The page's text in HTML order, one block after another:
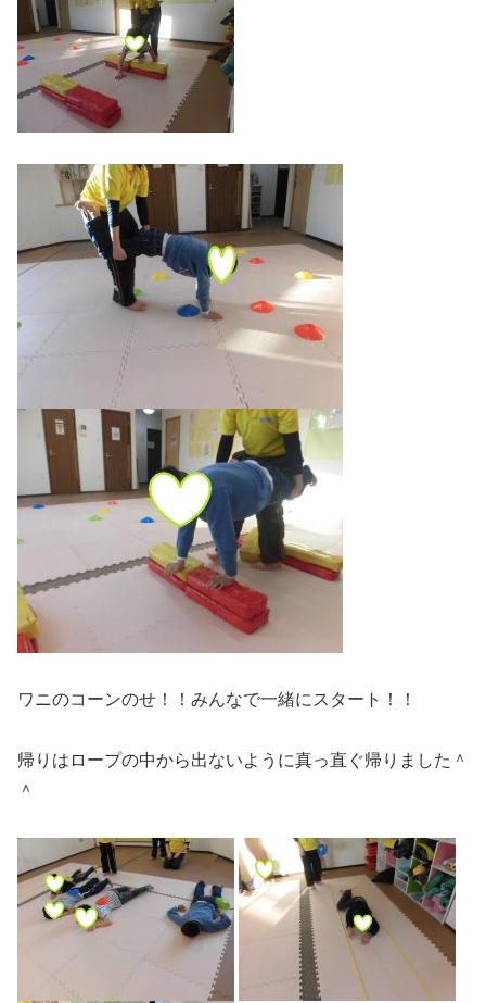
ワニのコーンのせ！！みんなで一緒にスタート！！
帰りはロープの中から出ないように真っ直ぐ帰りました＾
＾